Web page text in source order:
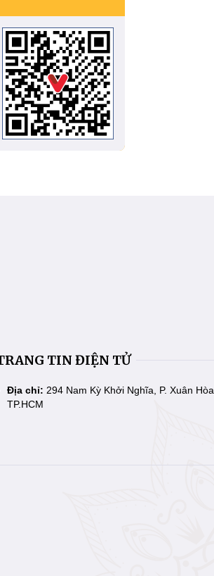
TIN ĐIỆN TỬ
Địa chỉ: 294 Nam Kỳ Khởi Nghĩa, P. Xuân Hòa,
TP.HCM